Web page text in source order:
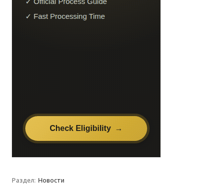
Раздел: Новости